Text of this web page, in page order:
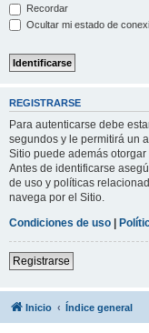
Recordar
Ocultar mi estado de
REGISTRARSE
Para autenticarse debe
segundos y le permitirá un
Sitio puede además
Antes de identificarse
de uso y políticas
navega por el Sitio.
Condiciones de uso |
Registrarse
Inicio Índice general